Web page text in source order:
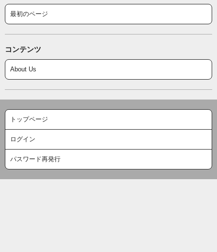
最初のページ
コンテンツ
About Us
トップページ
ログイン
パスワード再発行